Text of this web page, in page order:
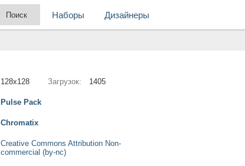
Наборы Дизайнеры
128x128 Загрузок: 1405
Pulse Pack
Chromatix
Creative Commons Attribution Non-
commercial (by-nc)